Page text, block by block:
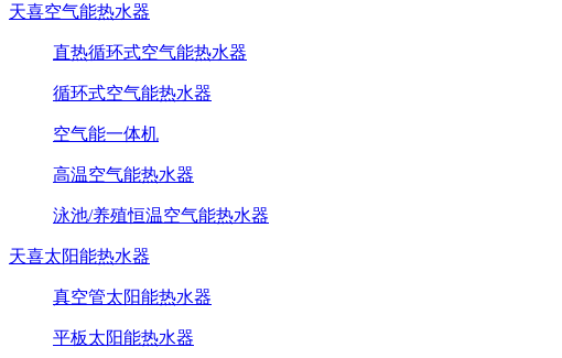
天喜空气能热水器
直热循环式空气能热水器
循环式空气能热水器
空气能一体机
高温空气能热水器
泳池/养殖恒温空气能热水器
天喜太阳能热水器
真空管太阳能热水器
平板太阳能热水器